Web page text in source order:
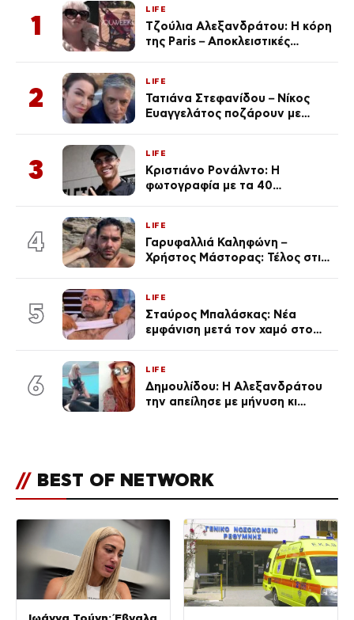
1
LIFE
Τζούλια Αλεξανδράτου: Η κόρη
της Paris – Αποκλειστικές
2
LIFE
Τατιάνα Στεφανίδου – Νίκος
Ευαγγελάτος ποζάρουν με
3
LIFE
Κριστιάνο Ρονάλντο: Η
φωτογραφία με τα 40
εκ. likes
4
LIFE
Γαρυφαλλιά Καληφώνη –
Χρήστος Μάστορας: Τέλος στις
5
LIFE
Σταύρος Μπαλάσκας: Νέα
εμφάνιση μετά τον χαμό στο
6
LIFE
Δημουλίδου: Η Αλεξανδράτου
την απείλησε με μήνυση κι
// BEST OF NETWORK